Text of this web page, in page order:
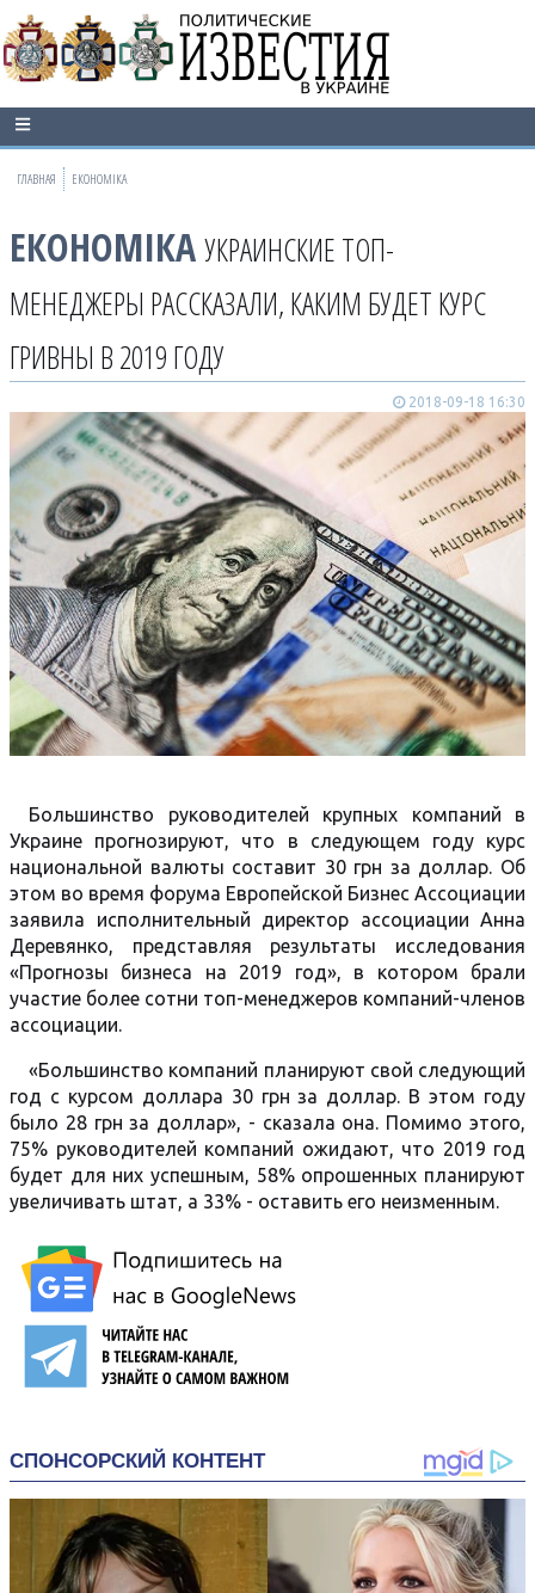
ГЛАВНАЯ ЕКОНОМІКА
ЕКОНОМІКА УКРАИНСКИЕ ТОП-
МЕНЕДЖЕРЫ РАССКАЗАЛИ, КАКИМ БУДЕТ КУРС
ГРИВНЫ В 2019 ГОДУ
2018-09-18 16:30
Большинство руководителей крупных компаний в
Украине прогнозируют, что в следующем году курс
национальной валюты составит 30 грн за доллар. Об
этом во время форума Европейской Бизнес Ассоциации
заявила исполнительный директор ассоциации Анна
Деревянко, представляя результаты исследования
«Прогнозы бизнеса на 2019 год», в котором брали
участие более сотни топ-менеджеров компаний-членов
ассоциации.
«Большинство компаний планируют свой следующий
год с курсом доллара 30 грн за доллар. В этом году
было 28 грн за доллар», - сказала она. Помимо этого,
75% руководителей компаний ожидают, что 2019 год
будет для них успешным, 58% опрошенных планируют
увеличивать штат, а 33% - оставить его неизменным.